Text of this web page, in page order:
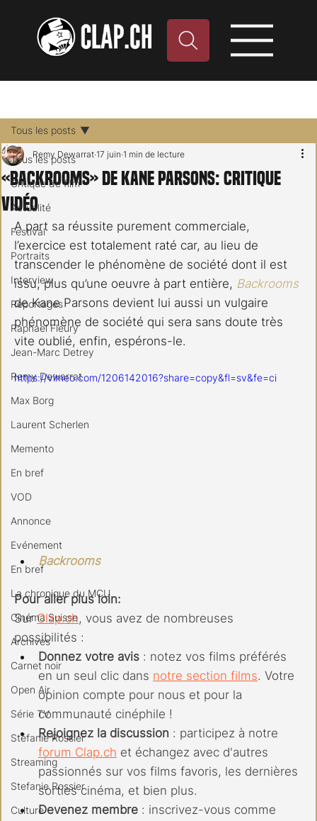
Tous les posts
Critique de film
Actualité
Festival
Portraits
Interview
Reportages
Raphael Fleury
Jean-Marc Detrey
Remy Dewarrat
Max Borg
Laurent Scherlen
Memento
En bref
VOD
Annonce
Evénement
En bref
La chronique du MCU
Cinéma Suisse
Archives
Carnet noir
Open Air
Série TV
Stéfanie Rossier
Streaming
Stefanie Rossier
Culture
Tous les posts
«Backrooms» de Kane Parsons: critique
vidéo
Remy Dewarrat 17 juin 1 min de lecture
A part sa réussite purement commerciale,
l’exercice est totalement raté car, au lieu de
transcender le phénomène de société dont il est
issu, plus qu’une oeuvre à part entière, Backrooms
de Kane Parsons devient lui aussi un vulgaire
phénomène de société qui sera sans doute très
vite oublié, enfin, espérons-le.
https://vimeo.com/1206142016?share=copy&fl=sv&fe=ci
Backrooms
Pour aller plus loin:
Sur Clap.ch, vous avez de nombreuses
possibilités :
Donnez votre avis : notez vos films préférés
en un seul clic dans notre section films. Votre
opinion compte pour nous et pour la
communauté cinéphile !
Rejoignez la discussion : participez à notre
forum Clap.ch et échangez avec d'autres
passionnés sur vos films favoris, les dernières
sorties cinéma, et bien plus.
Devenez membre : inscrivez-vous comme